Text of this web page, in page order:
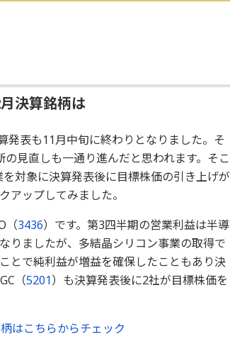
決算銘柄は
発表も11月中旬に終わりとなりました。そ
見直しも一通り進んだと思われます。そこ
対象に決算発表後に目標株価の引き上げが
アップしてみました。
（3436）です。第3四半期の営業利益は半導
りましたが、多結晶シリコン事業の取得で
とで純利益が増益を確保したこともあり決
（5201）も決算発表後に2社が目標株価を
はこちらからチェック